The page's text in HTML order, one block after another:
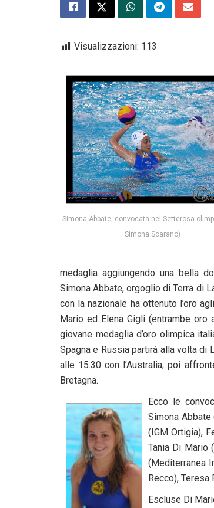
Visualizzazioni: 113
Simona Abbate, convocata nel Setterosa
Simona Scarano)
medaglia aggiungendo una bella
Simona Abbate, orgoglio di Terra di
con la nazionale ha ottenuto l’oro
Mario ed Elena Gigli (entrambe
giovane medaglia d’oro olimpica
Spagna e Russia partirà alla volta di
alle 15.30 con l’Australia; poi
Bretagna.
Ecco le
Simona Abbate
(IGM Ortigia),
Tania Di Mario
(Mediterranea
Recco), Teresa
Escluse Di